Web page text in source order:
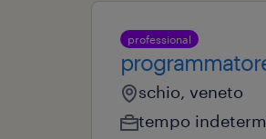
professional
schio, veneto
tempo